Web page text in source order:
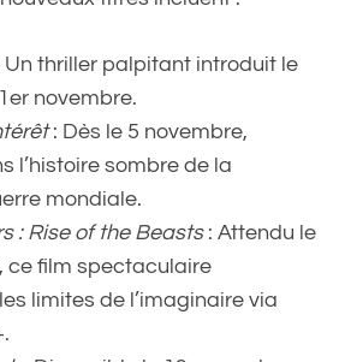
thriller palpitant introduit le
novembre.
: Dès le 5 novembre,
l’histoire sombre de la
mondiale.
: Rise of the Beasts: Attendu le
ce film spectaculaire
limites de l’imaginaire via